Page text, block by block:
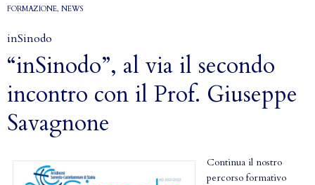
FORMAZIONE, NEWS
inSinodo
“inSinodo”, al via il secondo
incontro con il Prof. Giuseppe
Savagnone
Continua il nostro
percorso formativo